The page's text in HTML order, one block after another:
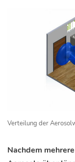
Verteilung der
Nachdem